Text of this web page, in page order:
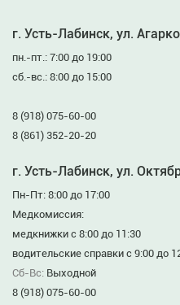
г. Усть-Лабинск, ул.
пн.-пт.: 7:00 до 19:00
сб.-вс.: 8:00 до 15:00
8 (918) 075-60-00
8 (861) 352-20-20
г. Усть-Лабинск, ул.
Пн-Пт: 8:00 до 17:00
Медкомиссия:
медкнижки с 8:00 до 11:30
водительские справки с 9:00 до
Сб-Вс: Выходной
8 (918) 075-60-00